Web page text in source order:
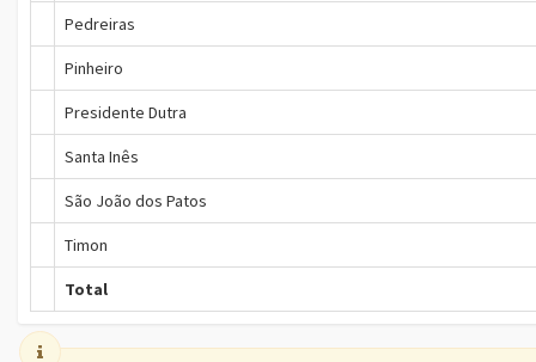
Pedreiras
Pinheiro
Presidente Dutra
Santa Inês
São João dos Patos
Timon
Total